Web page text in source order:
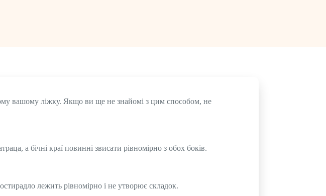
вашому ліжку. Якщо ви ще не знайомі з цим способом, не
а бічні краї повинні звисати рівномірно з обох боків.
лежить рівномірно і не утворює складок.